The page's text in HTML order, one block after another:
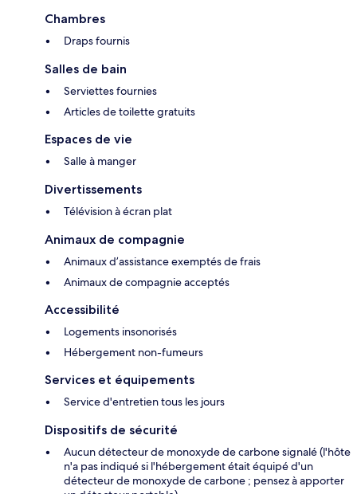
Chambres
Draps fournis
Salles de bain
Serviettes fournies
Articles de toilette gratuits
Espaces de vie
Salle à manger
Divertissements
Télévision à écran plat
Animaux de compagnie
Animaux d’assistance exemptés de frais
Animaux de compagnie acceptés
Accessibilité
Logements insonorisés
Hébergement non-fumeurs
Services et équipements
Service d'entretien tous les jours
Dispositifs de sécurité
Aucun détecteur de monoxyde de carbone signalé (l'hôte
n'a pas indiqué si l'hébergement était équipé d'un
détecteur de monoxyde de carbone ; pensez à apporter